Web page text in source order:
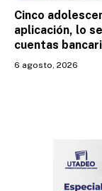
Cinco
aplicación, lo
cuentas
6 agosto, 2026